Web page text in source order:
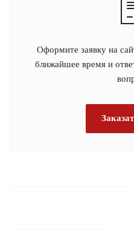
Оформите заявку на
ближайшее время и